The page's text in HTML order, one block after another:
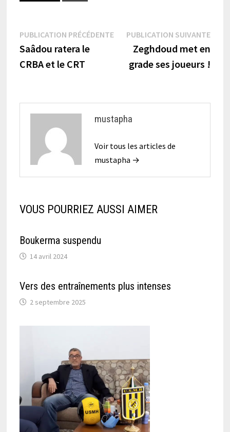
Navigation
de
PUBLICATION PRÉCÉDENTEPublication
précédente :
Saâdou ratera le
CRBA et le CRT
PUBLICATION SUIVANTE
Zeghdoud met en
grade ses joueurs !
mustapha
Voir tous les articles de
mustapha →
VOUS POURRIEZ AUSSI AIMER
Boukerma suspendu
14 avril 2024
Vers des entraînements plus intenses
2 septembre 2025